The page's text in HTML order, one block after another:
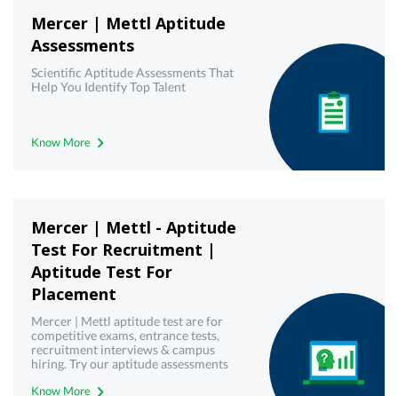
Mercer | Mettl Aptitude
Assessments
Scientific Aptitude Assessments That
Help You Identify Top Talent
Know More
Mercer | Mettl - Aptitude
Test For Recruitment |
Aptitude Test For
Placement
Mercer | Mettl aptitude test are for
competitive exams, entrance tests,
recruitment interviews & campus
hiring. Try our aptitude assessments
Know More